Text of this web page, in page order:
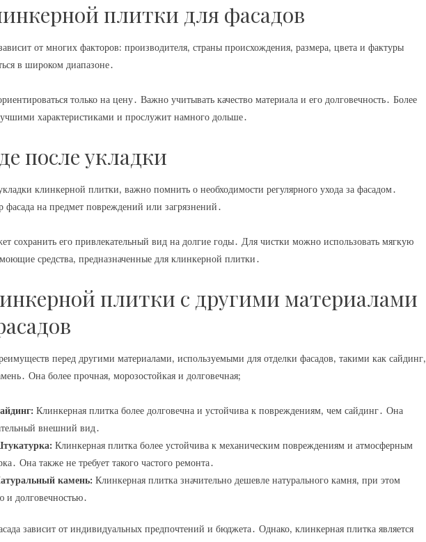
плитки для фасадов
от многих факторов: производителя‚ страны происхождения‚ размера‚ цвета и фактуры
в широком диапазоне․
только на цену․ Важно учитывать качество материала и его долговечность․ Более
характеристиками и прослужит намного дольше․
после укладки
клинкерной плитки‚ важно помнить о необходимости регулярного ухода за фасадом․
на предмет повреждений или загрязнений․
сохранить его привлекательный вид на долгие годы․ Для чистки можно использовать мягкую
средства‚ предназначенные для клинкерной плитки․
плитки с другими материалами
перед другими материалами‚ используемыми для отделки фасадов‚ такими как сайдинг‚
Она более прочная‚ морозостойкая и долговечная;
Клинкерная плитка более долговечна и устойчива к повреждениям‚ чем сайдинг․ Она
внешний вид․
Клинкерная плитка более устойчива к механическим повреждениям и атмосферным
Она также не требует такого частого ремонта․
камень: Клинкерная плитка значительно дешевле натурального камня‚ при этом
и долговечностью․
зависит от индивидуальных предпочтений и бюджета․ Однако‚ клинкерная плитка является